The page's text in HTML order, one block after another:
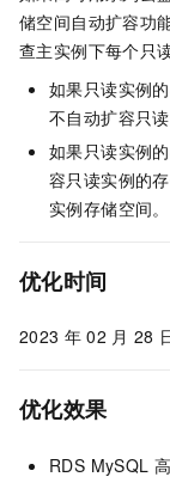
储空间自动扩容功
查主实例下每个只
如果只读实例
不自动扩容只
如果只读实例
容只读实例的
实例存储空间。
优化时间
2023 年 02 月 28
优化效果
RDS MySQL